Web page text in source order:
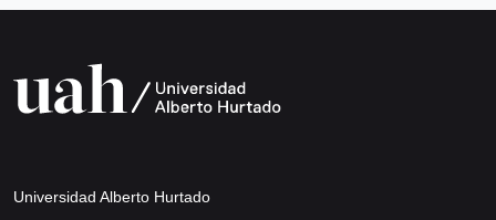
Universidad Alberto Hurtado